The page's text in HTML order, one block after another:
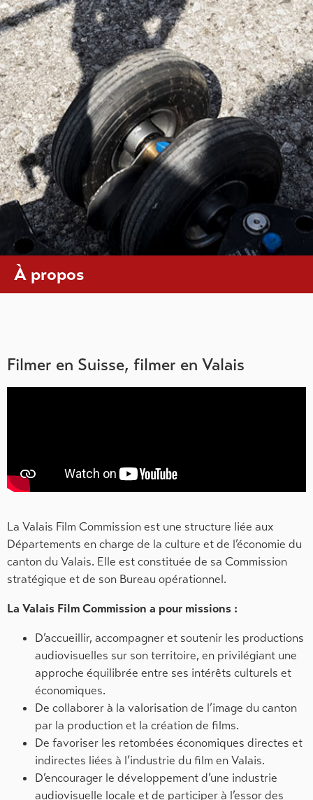
À propos
Filmer en Suisse, filmer en Valais
La Valais Film Commission est une structure liée aux
Départements en charge de la culture et de l’économie du
canton du Valais. Elle est constituée de sa Commission
stratégique et de son Bureau opérationnel.
La Valais Film Commission a pour missions :
D’accueillir, accompagner et soutenir les productions
audiovisuelles sur son territoire, en privilégiant une
approche équilibrée entre ses intérêts culturels et
économiques.
De collaborer à la valorisation de l’image du canton
par la production et la création de films.
De favoriser les retombées économiques directes et
indirectes liées à l’industrie du film en Valais.
D’encourager le développement d’une industrie
audiovisuelle locale et de participer à l’essor des